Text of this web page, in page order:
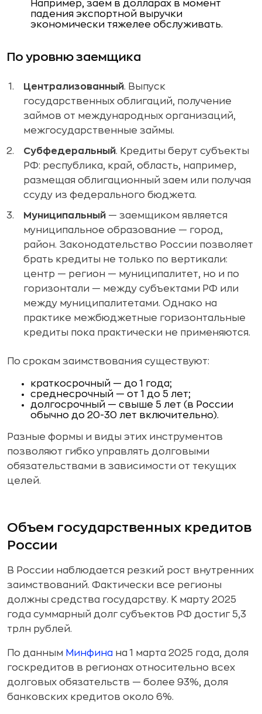
Например, заем в долларах в момент
падения экспортной выручки
экономически тяжелее обслуживать.
По уровню заемщика
Централизованный. Выпуск
государственных облигаций, получение
займов от международных организаций,
межгосударственные займы.
Субфедеральный. Кредиты берут субъекты
РФ: республика, край, область, например,
размещая облигационный заем или получая
ссуду из федерального бюджета.
Муниципальный — заемщиком является
муниципальное образование — город,
район. Законодательство России позволяет
брать кредиты не только по вертикали:
центр — регион — муниципалитет, но и по
горизонтали — между субъектами РФ или
между муниципалитетами. Однако на
практике межбюджетные горизонтальные
кредиты пока практически не применяются.
По срокам заимствования существуют:
краткосрочный — до 1 года;
среднесрочный — от 1 до 5 лет;
долгосрочный — свыше 5 лет (в России
обычно до 20-30 лет включительно).
Разные формы и виды этих инструментов
позволяют гибко управлять долговыми
обязательствами в зависимости от текущих
целей.
Объем государственных кредитов
России
В России наблюдается резкий рост внутренних
заимствований. Фактически все регионы
должны средства государству. К марту 2025
года суммарный долг субъектов РФ достиг 5,3
трлн рублей.
По данным Минфина на 1 марта 2025 года, доля
госкредитов в регионах относительно всех
долговых обязательств — более 93%, доля
банковских кредитов около 6%.